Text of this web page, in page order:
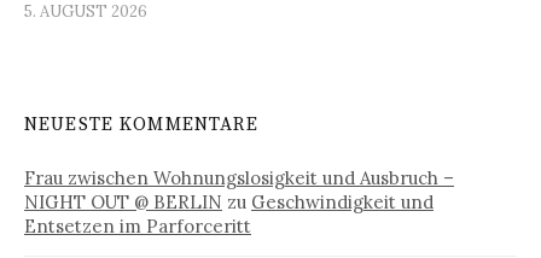
5. AUGUST 2026
NEUESTE KOMMENTARE
Frau zwischen Wohnungslosigkeit und Ausbruch –
NIGHT OUT @ BERLIN zu Geschwindigkeit und
Entsetzen im Parforceritt